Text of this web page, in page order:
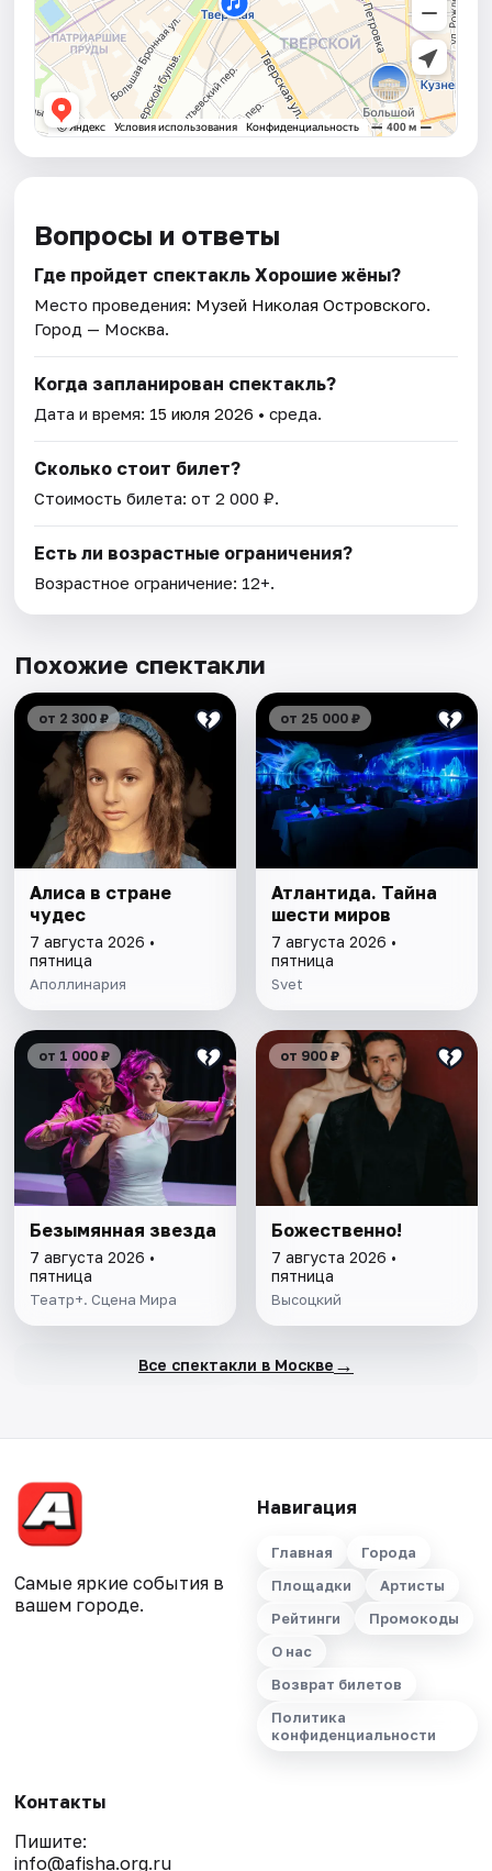
Вопросы и ответы
Где пройдет спектакль Хорошие жёны?
Место проведения: Музей Николая Островского.
Город — Москва.
Когда запланирован спектакль?
Дата и время: 15 июля 2026 • среда.
Сколько стоит билет?
Стоимость билета: от 2 000 ₽.
Есть ли возрастные ограничения?
Возрастное ограничение: 12+.
Похожие спектакли
от 2 300 ₽
Алиса в стране
чудес
7 августа 2026 •
пятница
Аполлинария
от 25 000 ₽
Атлантида. Тайна
шести миров
7 августа 2026 •
пятница
Svet
от 1 000 ₽
Безымянная звезда
7 августа 2026 •
пятница
Театр+. Сцена Мира
от 900 ₽
Божественно!
7 августа 2026 •
пятница
Высоцкий
Все спектакли в Москве →
Самые яркие события в
вашем городе.
Навигация
Главная
Города
Площадки
Артисты
Рейтинги
Промокоды
О нас
Возврат билетов
Политика
конфиденциальности
Контакты
Пишите:
info@afisha.org.ru